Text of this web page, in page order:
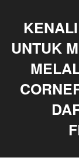
UNTUK